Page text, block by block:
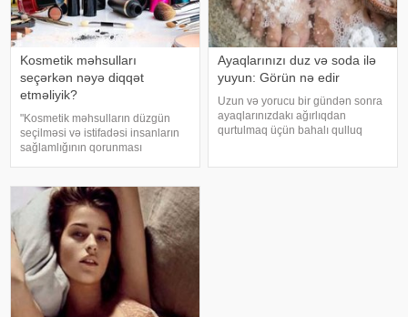
Kosmetik məhsulları
seçərkən nəyə diqqət
etməliyik?
"Kosmetik məhsulların düzgün
seçilməsi və istifadəsi insanların
sağlamlığının qorunması
Səhiyyə Nazirliyinin rəsmi
"Instagram" hesabınd
Ayaqlarınızı duz və soda ilə
yuyun: Görün nə edir
Uzun və yorucu bir gündən sonra
ayaqlarınızdakı ağırlıqdan
qurtulmaq üçün bahalı qulluq